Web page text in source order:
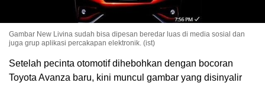
Gambar New Livina sudah bisa dipesan beredar luas di media sosial dan
juga grup aplikasi percakapan elektronik. (ist)
Setelah pecinta otomotif dihebohkan dengan bocoran
Toyota Avanza baru, kini muncul gambar yang disinyalir